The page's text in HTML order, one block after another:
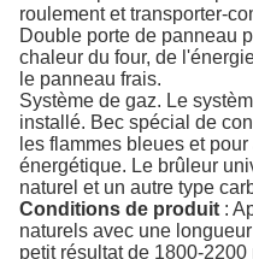
roulement et transporter-
Double porte de panneau
chaleur du four, de
le panneau frais.
Système de gaz. Le
installé. Bec spécial de
les flammes bleues et
énergétique. Le brûleur
naturel et un autre type
Conditions de produit :
naturels avec une
petit résultat de 1800-2200